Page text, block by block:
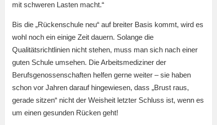
mit schweren Lasten macht.“
Bis die „Rückenschule neu“ auf breiter Basis kommt, wird es
wohl noch ein einige Zeit dauern. Solange die
Qualitätsrichtlinien nicht stehen, muss man sich nach einer
guten Schule umsehen. Die Arbeitsmediziner der
Berufsgenossenschaften helfen gerne weiter – sie haben
schon vor Jahren darauf hingewiesen, dass „Brust raus,
gerade sitzen“ nicht der Weisheit letzter Schluss ist, wenn es
um einen gesunden Rücken geht!